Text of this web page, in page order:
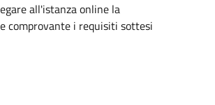
all'istanza online la
comprovante i requisiti sottesi